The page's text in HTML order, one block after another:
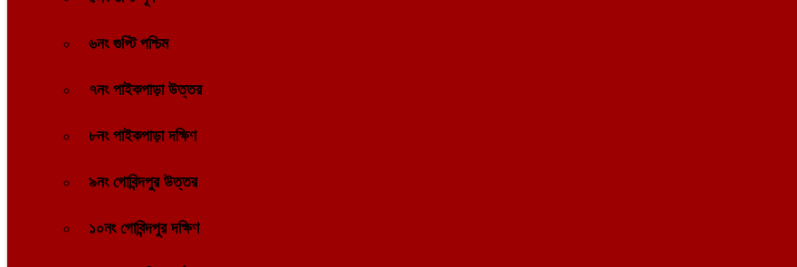
৬নং গুপ্টি পশ্চিম
৭নং পাইকপাড়া উত্তর
৮নং পাইকপাড়া দক্ষিণ
৯নং গোবিন্দপুর উত্তর
১০নং গোবিন্দপুর দক্ষিণ